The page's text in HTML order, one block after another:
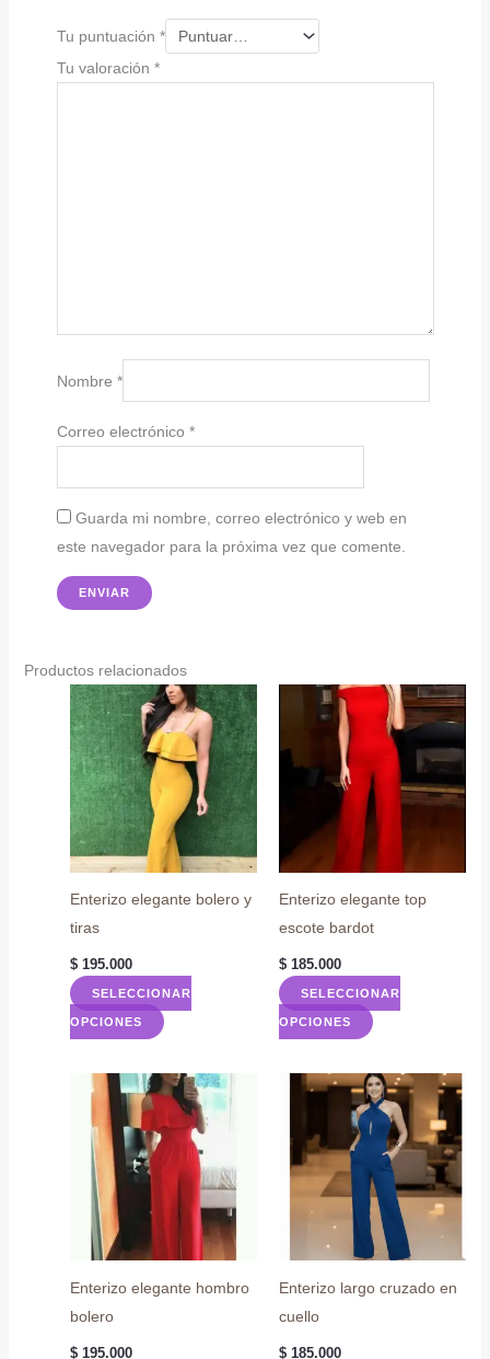
Tu puntuación *
Tu valoración *
Nombre *
Correo electrónico *
Guarda mi nombre, correo electrónico y web en
este navegador para la próxima vez que comente.
Productos relacionados
Enterizo elegante bolero y
tiras
$195.000
SELECCIONAR
OPCIONES
Este
tiene
múltiples
variantes.
opciones
pueden
Enterizo elegante top
escote bardot
$ 185.000
SELECCIONAR
OPCIONES
Este
tiene
múltiples
variantes.
Las
opciones
se
pueden
Enterizo elegante hombro
bolero
$195.000
Enterizo largo cruzado en
cuello
$ 185.000